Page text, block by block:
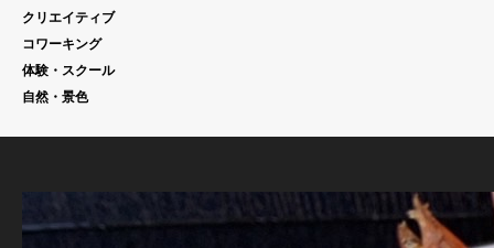
クリエイティブ
コワーキング
体験・スクール
自然・景色